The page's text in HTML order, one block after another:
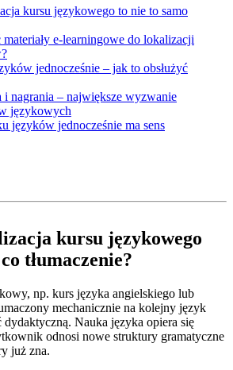
kursu językowego to nie to samo
e-learningowe do lokalizacji
jednocześnie – jak to obsłużyć
nagrania – największe wyzwanie
językowych
języków jednocześnie ma sens
kursu językowego
tłumaczenie?
np. kurs języka angielskiego lub
mechanicznie na kolejny język
dydaktyczną. Nauka języka opiera się
odnosi nowe struktury gramatyczne
już zna.